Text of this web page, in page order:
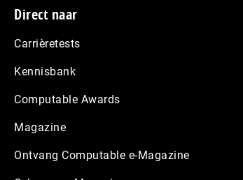
Footer
Direct naar
Carrièretests
Kennisbank
Computable Awards
Magazine
Ontvang Computable e-Magazine